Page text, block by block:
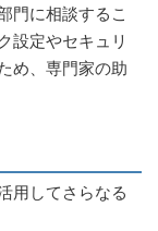
門に相談するこ
設定やセキュリ
め、専門家の助
用してさらなる